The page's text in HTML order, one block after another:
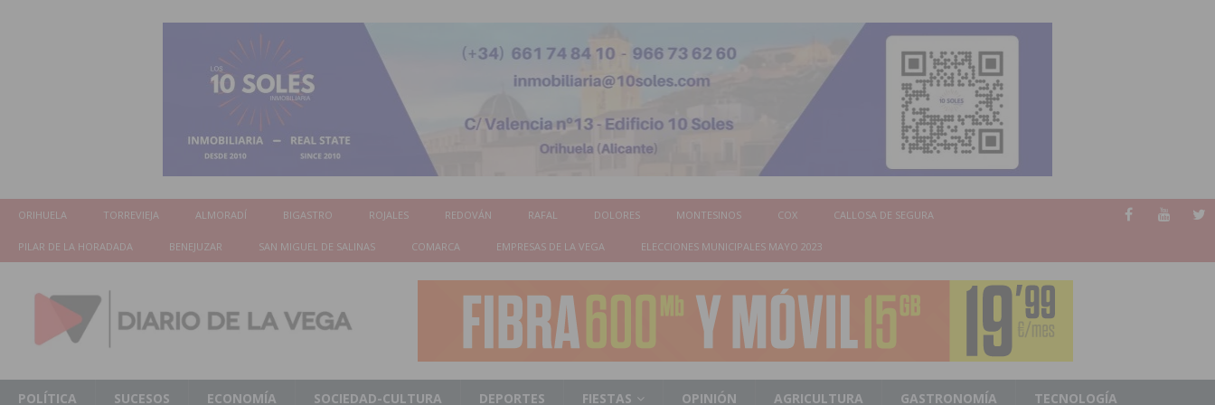
ORIHUELA TORREVIEJA ALMORADÍ BIGASTRO ROJALES REDOVÁN RAFAL DOLORES MONTESINOS COX CALLOSA DE SEGURA
PILAR DE LA HORADADA BENEJUZAR SAN MIGUEL DE SALINAS COMARCA EMPRESAS DE LA VEGA ELECCIONES MUNICIPALES MAYO 2023
POLÍTICA SUCESOS ECONOMÍA SOCIEDAD-CULTURA DEPORTES FIESTAS OPINIÓN AGRICULTURA GASTRONOMÍA TECNOLOGÍA